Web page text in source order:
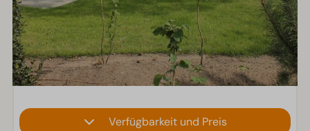
Verfügbarkeit und Preis